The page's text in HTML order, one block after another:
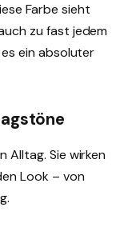
Farbe sieht
zu fast jedem
ein absoluter
Alltag. Sie wirken
Look – von